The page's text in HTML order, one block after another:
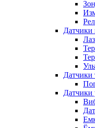
Датчики
Датчики
Датчики